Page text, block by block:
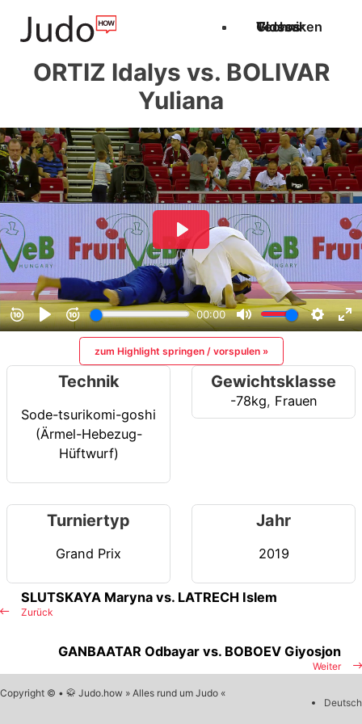
Techniken
Videos
Glossar
ORTIZ Idalys vs. BOLIVAR
Yuliana
zum Highlight springen / vorspulen »
Technik
Sode-tsurikomi-goshi
(Ärmel-Hebezug-
Hüftwurf)
Gewichtsklasse
-78kg, Frauen
Turniertyp
Grand Prix
Jahr
2019
Zurück
SLUTSKAYA Maryna vs. LATRECH Islem
Weiter
GANBAATAR Odbayar vs. BOBOEV Giyosjon
Copyright © • 🥋 Judo.how » Alles rund um Judo «
Deutsch